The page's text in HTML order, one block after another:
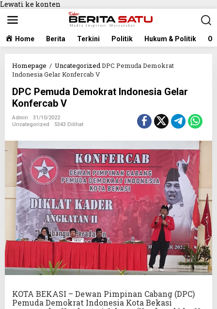
Lewati ke konten
Home Berita Terkini Politik Hukum & Politik
Homepage / UncategorizedDPC Pemuda Demokrat
Indonesia Gelar Konfercab V
DPC Pemuda Demokrat Indonesia Gelar
Konfercab V
Admin
31/10/2022
Uncategorized
5343 Dilihat
KOTA BEKASI – Dewan Pimpinan Cabang (DPC)
Pemuda Demokrat Indonesia Kota Bekasi